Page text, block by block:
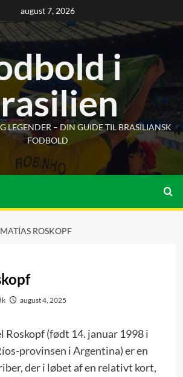
august 7, 2026
i
LEGENDER – DIN GUIDE TIL BRASILIANSK
FODBOLD
MATÍAS ROSKOPF
august 4, 2025
Roskopf (født 14. januar 1998 i
provinsen i Argentina) er en
der i løbet af en relativt kort,